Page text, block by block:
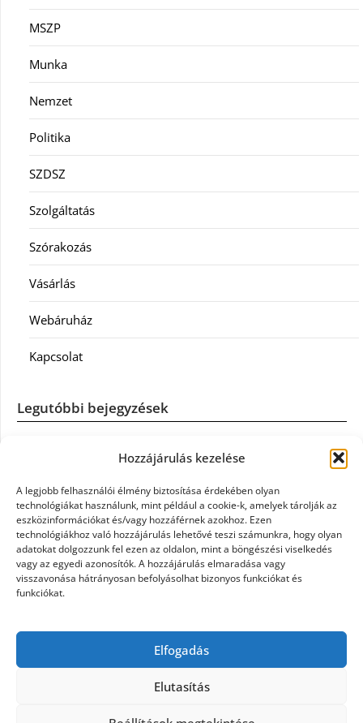
Hozzájárulás kezelése
A legjobb felhasználói élmény biztosítása érdekében olyan
technológiákat használunk, mint például a cookie-k, amelyek tárolják az
eszközinformációkat és/vagy hozzáférnek azokhoz. Ezen
technológiákhoz való hozzájárulás lehetővé teszi számunkra, hogy olyan
adatokat dolgozzunk fel ezen az oldalon, mint a böngészési viselkedés
vagy az egyedi azonosítók. A hozzájárulás elmaradása vagy
visszavonása hátrányosan befolyásolhat bizonyos funkciókat és
funkciókat.
Elfogadás
Elutasítás
MSZP
Munka
Nemzet
Politika
SZDSZ
Szolgáltatás
Szórakozás
Vásárlás
Webáruház
Kapcsolat
Legutóbbi bejegyzések
Casco szélvédőcsere: mikor éri meg a biztosítást igénybe
Könyvelés: mikor érdemes könyvelőt váltani?
Szövetkezeti jog: miért elengedhetetlen a szakszerű jogi
háttér a biztonságos működéshez
Munkajogi ügyvéd: miért nem érdemes várni a jogi
Tüll anyag: elegancia és sokoldalúság a Szakatex
kínálatában